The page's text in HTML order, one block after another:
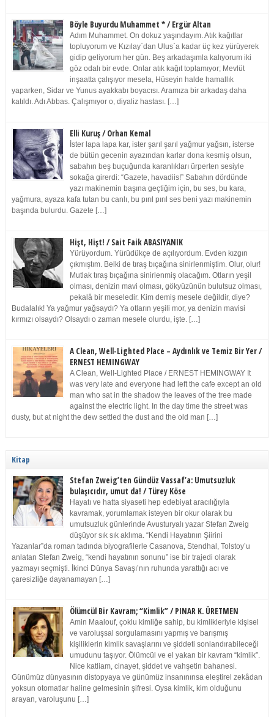
Böyle Buyurdu Muhammet * / Ergür Altan
Adım Muhammet. On dokuz yaşındayım. Atık kağıtlar
topluyorum ve Kızılay`dan Ulus`a kadar üç kez yürüyerek
gidip geliyorum her gün. Beş arkadaşımla kalıyorum iki
göz odalı bir evde. Onlar atık kağıt toplamıyor; Mevlüt
inşaatta çalışıyor mesela, Hüseyin halde hamallık
yaparken, Sidar ve Yunus ayakkabı boyacısı. Aramıza bir arkadaş daha
katıldı. Adı Abbas. Çalışmıyor o, diyaliz hastası. […]
Elli Kuruş / Orhan Kemal
İster lapa lapa kar, ister şarıl şarıl yağmur yağsın, isterse
de bütün gecenin ayazından karlar dona kesmiş olsun,
sabahın beş buçuğunda karanlıkları ürperten sesiyle
sokağa girerdi: “Gazete, havadiis!” Sabahın dördünde
yazı makinemin başına geçtiğim için, bu ses, bu kara,
yağmura, ayaza kafa tutan bu canlı, bu pırıl pırıl ses beni yazı makinemin
başında bulurdu. Gazete […]
Hişt, Hişt! / Sait Faik ABASIYANIK
Yürüyordum. Yürüdükçe de açılıyordum. Evden kızgın
çıkmıştım. Belki de tıraş bıçağına sinirlenmiştim. Olur, olur!
Mutlak tıraş bıçağına sinirlenmiş olacağım. Otların yeşil
olması, denizin mavi olması, gökyüzünün bulutsuz olması,
pekalâ bir meseledir. Kim demiş mesele değildir, diye?
Budalalık! Ya yağmur yağsaydı? Ya otların yeşili mor, ya denizin mavisi
kırmızı olsaydı? Olsaydı o zaman mesele olurdu, işte. […]
A Clean, Well-Lighted Place – Aydınlık ve Temiz Bir Yer /
ERNEST HEMINGWAY
A Clean, Well-Lighted Place / ERNEST HEMINGWAY It
was very late and everyone had left the cafe except an old
man who sat in the shadow the leaves of the tree made
against the electric light. In the day time the street was
dusty, but at night the dew settled the dust and the old man […]
Kitap
Stefan Zweig’ten Gündüz Vassaf’a: Umutsuzluk
bulaşıcıdır, umut da! / Türey Köse
Hayatı ve hatta siyaseti hep edebiyat aracılığıyla
kavramak, yorumlamak isteyen bir okur olarak bu
umutsuzluk günlerinde Avusturyalı yazar Stefan Zweig
düşüyor sık sık aklıma. “Kendi Hayatının Şiirini
Yazanlar”da roman tadında biyografilerle Casanova, Stendhal, Tolstoy’u
anlatan Stefan Zweig, “kendi hayatının sonunu” ise bir trajedi olarak
yazmayı seçmişti. İkinci Dünya Savaşı’nın ruhunda yarattığı acı ve
çaresizliğe dayanamayan […]
Ölümcül Bir Kavram; “Kimlik” / PINAR K. ÜRETMEN
Amin Maalouf, çoklu kimliğe sahip, bu kimlikleriyle kişisel
ve varoluşsal sorgulamasını yapmış ve barışmış
kişiliklerin kimlik savaşlarını ve şiddeti sonlandırabileceği
umudunu taşıyor. Ölümcül ve el yakan bir kavram “kimlik”.
Nice katliam, cinayet, şiddet ve vahşetin bahanesi.
Günümüz dünyasının distopyaya ve günümüz insanınınsa eleştirel zekâdan
yoksun otomatlar haline gelmesinin şifresi. Oysa kimlik, kim olduğunu
arayan, varoluşunu […]